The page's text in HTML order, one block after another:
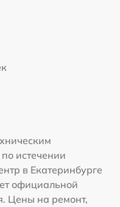
истечении
в Екатеринбурге
официальной
Цены на ремонт,